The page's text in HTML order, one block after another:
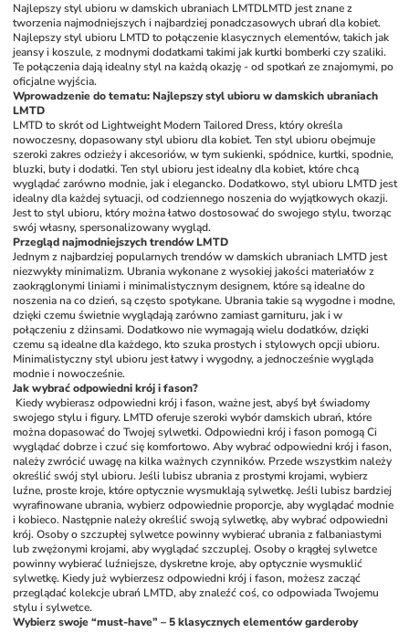
Najlepszy styl ubioru w damskich ubraniach LMTDLMTD jest znane z
tworzenia najmodniejszych i najbardziej ponadczasowych ubrań dla kobiet.
Najlepszy styl ubioru LMTD to połączenie klasycznych elementów, takich jak
jeansy i koszule, z modnymi dodatkami takimi jak kurtki bomberki czy szaliki.
Te połączenia dają idealny styl na każdą okazję - od spotkań ze znajomymi, po
oficjalne wyjścia.
Wprowadzenie do tematu: Najlepszy styl ubioru w damskich ubraniach
LMTD
LMTD to skrót od Lightweight Modern Tailored Dress, który określa
nowoczesny, dopasowany styl ubioru dla kobiet. Ten styl ubioru obejmuje
szeroki zakres odzieży i akcesoriów, w tym sukienki, spódnice, kurtki, spodnie,
bluzki, buty i dodatki. Ten styl ubioru jest idealny dla kobiet, które chcą
wyglądać zarówno modnie, jak i elegancko. Dodatkowo, styl ubioru LMTD jest
idealny dla każdej sytuacji, od codziennego noszenia do wyjątkowych okazji.
Jest to styl ubioru, który można łatwo dostosować do swojego stylu, tworząc
swój własny, spersonalizowany wygląd.
Przegląd najmodniejszych trendów LMTD
Jednym z najbardziej popularnych trendów w damskich ubraniach LMTD jest
niezwykły minimalizm. Ubrania wykonane z wysokiej jakości materiałów z
zaokrąglonymi liniami i minimalistycznym designem, które są idealne do
noszenia na co dzień, są często spotykane. Ubrania takie są wygodne i modne,
dzięki czemu świetnie wyglądają zarówno zamiast garnituru, jak i w
połączeniu z dżinsami. Dodatkowo nie wymagają wielu dodatków, dzięki
czemu są idealne dla każdego, kto szuka prostych i stylowych opcji ubioru.
Minimalistyczny styl ubioru jest łatwy i wygodny, a jednocześnie wygląda
modnie i nowocześnie.
Jak wybrać odpowiedni krój i fason?
Kiedy wybierasz odpowiedni krój i fason, ważne jest, abyś był świadomy
swojego stylu i figury. LMTD oferuje szeroki wybór damskich ubrań, które
można dopasować do Twojej sylwetki. Odpowiedni krój i fason pomogą Ci
wyglądać dobrze i czuć się komfortowo. Aby wybrać odpowiedni krój i fason,
należy zwrócić uwagę na kilka ważnych czynników. Przede wszystkim należy
określić swój styl ubioru. Jeśli lubisz ubrania z prostymi krojami, wybierz
luźne, proste kroje, które optycznie wysmuklają sylwetkę. Jeśli lubisz bardziej
wyrafinowane ubrania, wybierz odpowiednie proporcje, aby wyglądać modnie
i kobieco. Następnie należy określić swoją sylwetkę, aby wybrać odpowiedni
krój. Osoby o szczupłej sylwetce powinny wybierać ubrania z falbaniastymi
lub zwężonymi krojami, aby wyglądać szczuplej. Osoby o krągłej sylwetce
powinny wybierać luźniejsze, dyskretne kroje, aby optycznie wysmuklić
sylwetkę. Kiedy już wybierzesz odpowiedni krój i fason, możesz zacząć
przeglądać kolekcje ubrań LMTD, aby znaleźć coś, co odpowiada Twojemu
stylu i sylwetce.
Wybierz swoje “must-have” – 5 klasycznych elementów garderoby